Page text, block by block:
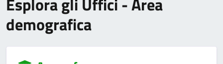
demografica